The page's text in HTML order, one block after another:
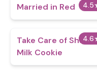
4.5
Married in Red
4.6
Take Care of
Milk Cookie